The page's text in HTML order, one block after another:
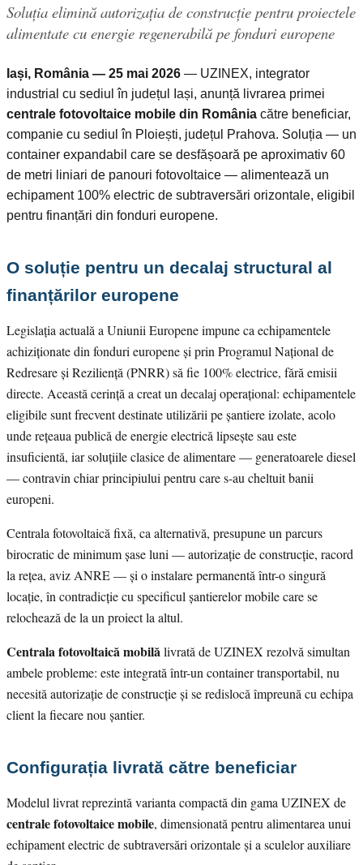
Soluția elimină autorizația de construcție pentru proiectele
alimentate cu energie regenerabilă pe fonduri europene
Iași, România — 25 mai 2026 — UZINEX, integrator
industrial cu sediul în județul Iași, anunță livrarea primei
centrale fotovoltaice mobile din România către beneficiar,
companie cu sediul în Ploiești, județul Prahova. Soluția — un
container expandabil care se desfășoară pe aproximativ 60
de metri liniari de panouri fotovoltaice — alimentează un
echipament 100% electric de subtraversări orizontale, eligibil
pentru finanțări din fonduri europene.
O soluție pentru un decalaj structural al
finanțărilor europene
Legislația actuală a Uniunii Europene impune ca echipamentele
achiziționate din fonduri europene și prin Programul Național de
Redresare și Reziliență (PNRR) să fie 100% electrice, fără emisii
directe. Această cerință a creat un decalaj operațional: echipamentele
eligibile sunt frecvent destinate utilizării pe șantiere izolate, acolo
unde rețeaua publică de energie electrică lipsește sau este
insuficientă, iar soluțiile clasice de alimentare — generatoarele diesel
— contravin chiar principiului pentru care s-au cheltuit banii
europeni.
Centrala fotovoltaică fixă, ca alternativă, presupune un parcurs
birocratic de minimum șase luni — autorizație de construcție, racord
la rețea, aviz ANRE — și o instalare permanentă într-o singură
locație, în contradicție cu specificul șantierelor mobile care se
relochează de la un proiect la altul.
Centrala fotovoltaică mobilălivrată de UZINEX rezolvă simultan
ambele probleme: este integrată într-un container transportabil, nu
necesită autorizație de construcție și se redislocă împreună cu echipa
client la fiecare nou șantier.
Configurația livrată către beneficiar
Modelul livrat reprezintă varianta compactă din gama UZINEX de
centrale fotovoltaice mobile, dimensionată pentru alimentarea unui
echipament electric de subtraversări orizontale și a sculelor auxiliare